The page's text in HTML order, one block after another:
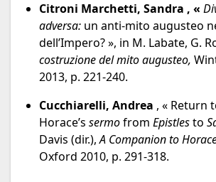
Citroni Marchetti, Sandra , «
adversa: un anti-mito augusteo
dell’Impero?», in M. Labate, G.
costruzione del mito augusteo,
2013, p. 221-240.
Cucchiarelli, Andrea , « Return
Horace’s sermofrom Epistlesto
Davis (dir.),A Companion to
Oxford 2010, p. 291-318.